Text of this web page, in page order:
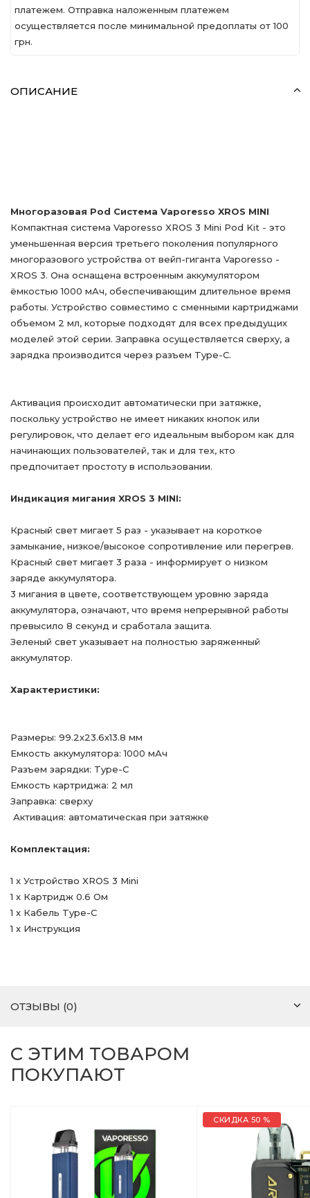
платежем. Отправка наложенным платежем
осуществляется после минимальной предоплаты от 100
грн.
ОПИСАНИЕ
Многоразовая Pod Система Vaporesso XROS MINI
Компактная система Vaporesso XROS 3 Mini Pod Kit - это
уменьшенная версия третьего поколения популярного
многоразового устройства от вейп-гиганта Vaporesso -
XROS 3. Она оснащена встроенным аккумулятором
ёмкостью 1000 мАч, обеспечивающим длительное время
работы. Устройство совместимо с сменными картриджами
объемом 2 мл, которые подходят для всех предыдущих
моделей этой серии. Заправка осуществляется сверху, а
зарядка производится через разъем Type-C.
Активация происходит автоматически при затяжке,
поскольку устройство не имеет никаких кнопок или
регулировок, что делает его идеальным выбором как для
начинающих пользователей, так и для тех, кто
предпочитает простоту в использовании.
Индикация мигания XROS 3 MINI:
Красный свет мигает 5 раз - указывает на короткое
замыкание, низкое/высокое сопротивление или перегрев.
Красный свет мигает 3 раза - информирует о низком
заряде аккумулятора.
3 мигания в цвете, соответствующем уровню заряда
аккумулятора, означают, что время непрерывной работы
превысило 8 секунд и сработала защита.
Зеленый свет указывает на полностью заряженный
аккумулятор.
Характеристики:
Размеры: 99.2х23.6х13.8 мм
Емкость аккумулятора: 1000 мАч
Разъем зарядки: Type-C
Емкость картриджа: 2 мл
Заправка: сверху
Активация: автоматическая при затяжке
Комплектация:
1 х Устройство XROS 3 Mini
1 х Картридж 0.6 Ом
1 х Кабель Type-C
1 х Инструкция
ОТЗЫВЫ (0)
С ЭТИМ ТОВАРОМ
ПОКУПАЮТ
СКИДКА 50 %